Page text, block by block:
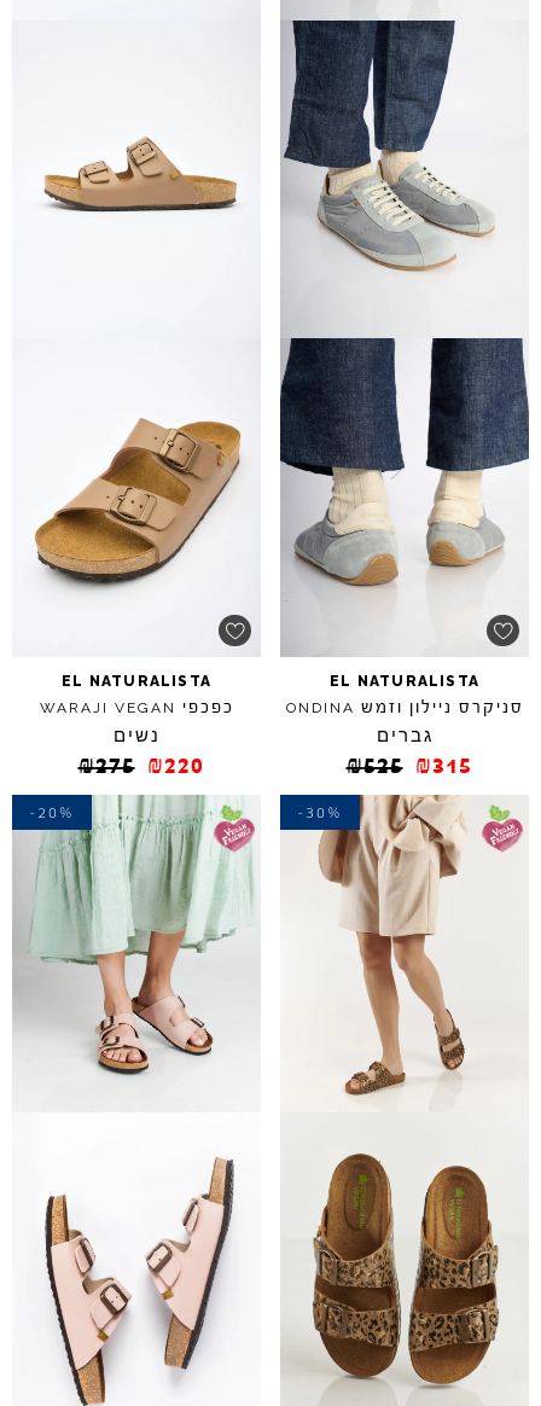
EL NATURALISTA
סניקרס ניילון וזמש ONDINA
גברים
₪525 ₪315
EL NATURALISTA
כפכפי WARAJI VEGAN
נשים
₪275 ₪220
-30%
-20%